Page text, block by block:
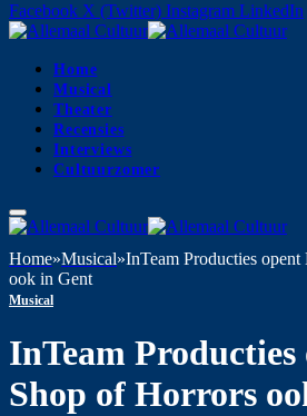
Facebook X (Twitter) Instagram LinkedIn
Home
Musical
Theater
Recensies
Interviews
Cultuurzomer
Home»Musical»InTeam Producties
ook in Gent
Musical
InTeam
Shop of Horrors